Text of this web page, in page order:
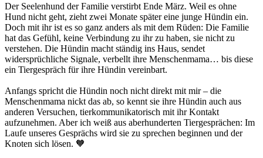
Der Seelenhund der Familie verstirbt Ende März. Weil es ohne
Hund nicht geht, zieht zwei Monate später eine junge Hündin ein.
Doch mit ihr ist es so ganz anders als mit dem Rüden: Die Familie
hat das Gefühl, keine Verbindung zu ihr zu haben, sie nicht zu
verstehen. Die Hündin macht ständig ins Haus, sendet
widersprüchliche Signale, verbellt ihre Menschenmama… bis diese
ein Tiergespräch für ihre Hündin vereinbart.
Anfangs spricht die Hündin noch nicht direkt mit mir – die
Menschenmama nickt das ab, so kennt sie ihre Hündin auch aus
anderen Versuchen, tierkommunikatorisch mit ihr Kontakt
aufzunehmen. Aber ich weiß aus aberhunderten Tiergesprächen: Im
Laufe unseres Gesprächs wird sie zu sprechen beginnen und der
Knoten sich lösen. 🧡